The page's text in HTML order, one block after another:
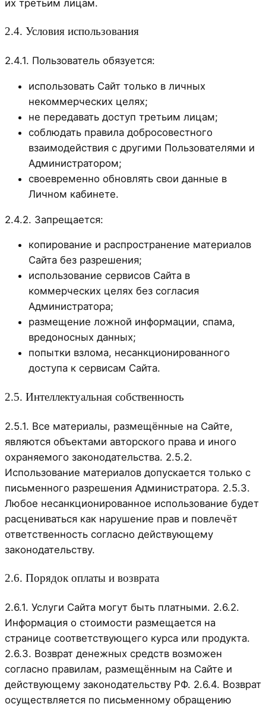
их третьим лицам.
2.4. Условия использования
2.4.1. Пользователь обязуется:
использовать Сайт только в личных
некоммерческих целях;
не передавать доступ третьим лицам;
соблюдать правила добросовестного
взаимодействия с другими Пользователями и
Администратором;
своевременно обновлять свои данные в
Личном кабинете.
2.4.2. Запрещается:
копирование и распространение материалов
Сайта без разрешения;
использование сервисов Сайта в
коммерческих целях без согласия
Администратора;
размещение ложной информации, спама,
вредоносных данных;
попытки взлома, несанкционированного
доступа к сервисам Сайта.
2.5. Интеллектуальная собственность
2.5.1. Все материалы, размещённые на Сайте,
являются объектами авторского права и иного
охраняемого законодательства. 2.5.2.
Использование материалов допускается только с
письменного разрешения Администратора. 2.5.3.
Любое несанкционированное использование будет
расцениваться как нарушение прав и повлечёт
ответственность согласно действующему
законодательству.
2.6. Порядок оплаты и возврата
2.6.1. Услуги Сайта могут быть платными. 2.6.2.
Информация о стоимости размещается на
странице соответствующего курса или продукта.
2.6.3. Возврат денежных средств возможен
согласно правилам, размещённым на Сайте и
действующему законодательству РФ. 2.6.4. Возврат
осуществляется по письменному обращению